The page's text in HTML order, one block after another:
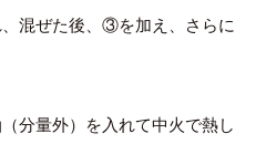
混ぜた後、③を加え、さらに
分量外）を入れて中火で熱し